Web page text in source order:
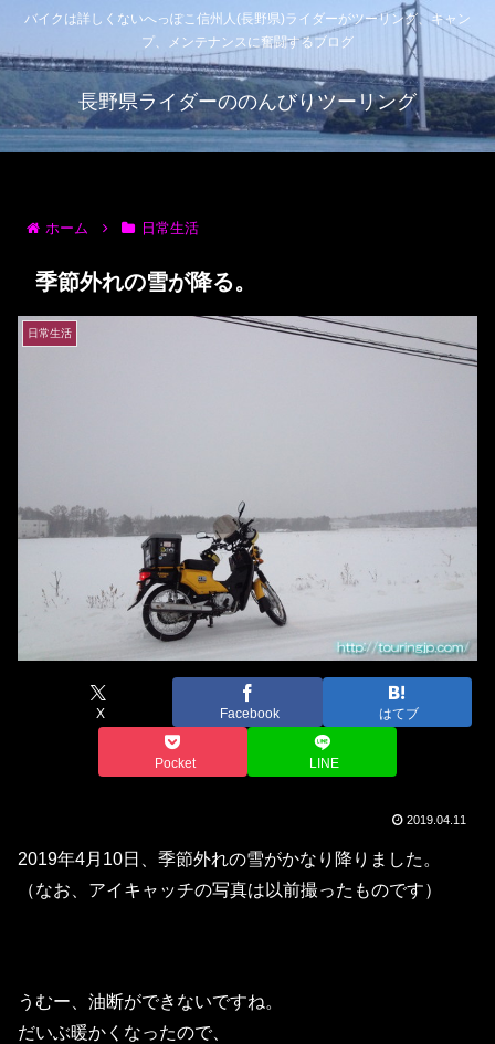
バイクは詳しくないへっぽこ信州人(長野県)ライダーがツーリング、キャン
プ、メンテナンスに奮闘するブログ
長野県ライダーののんびりツーリング
ホーム 日常生活
季節外れの雪が降る。
日常生活
X Facebook はてブ
Pocket LINE
2019.04.11
2019年4月10日、季節外れの雪がかなり降りました。
（なお、アイキャッチの写真は以前撮ったものです）
うむー、油断ができないですね。
だいぶ暖かくなったので、